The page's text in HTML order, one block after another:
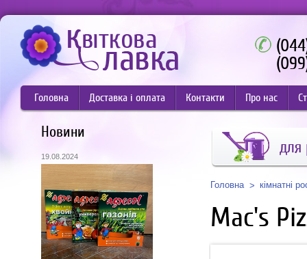
Головна Доставка і оплата Контакти Про нас
Новини
19.08.2024
для
Головна кімнатні
Mac's